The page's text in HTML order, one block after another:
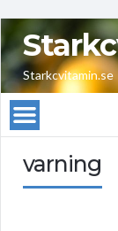
Starkcvitamin.se
varning